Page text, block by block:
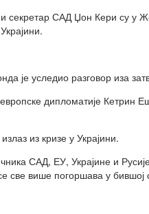
секретар САД Џон Кери су у
је уследио разговор иза
дипломатије Кетрин
из кризе у Украјини.
САД, ЕУ, Украјине и
све више погоршава у бившој